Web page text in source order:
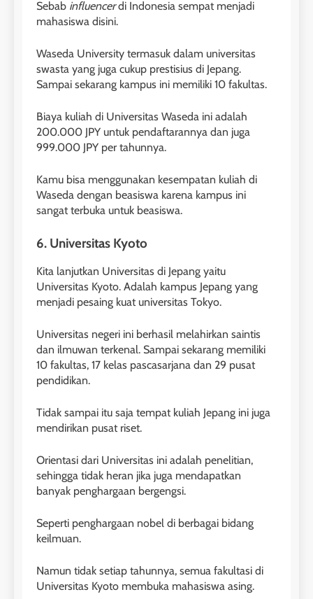
26
Nilai Peserta Kursus IELTS
LEIDEN INSTITUTE
27
Daftar Peserta Kursus IELTS
Online
28
Sebab influencerdi Indonesia sempat menjadi
mahasiswa disini.
Waseda University termasuk dalam universitas
swasta yang juga cukup prestisius di Jepang.
Sampai sekarang kampus ini memiliki 10 fakultas.
Biaya kuliah di Universitas Waseda ini adalah
200.000 JPY untuk pendaftarannya dan juga
999.000 JPY per tahunnya.
Kamu bisa menggunakan kesempatan kuliah di
Waseda dengan beasiswa karena kampus ini
sangat terbuka untuk beasiswa.
6. Universitas Kyoto
Kita lanjutkan Universitas di Jepang yaitu
Universitas Kyoto. Adalah kampus Jepang yang
menjadi pesaing kuat universitas Tokyo.
Universitas negeri ini berhasil melahirkan saintis
dan ilmuwan terkenal. Sampai sekarang memiliki
10 fakultas, 17 kelas pascasarjana dan 29 pusat
pendidikan.
Tidak sampai itu saja tempat kuliah Jepang ini juga
mendirikan pusat riset.
Orientasi dari Universitas ini adalah penelitian,
sehingga tidak heran jika juga mendapatkan
banyak penghargaan bergengsi.
Seperti penghargaan nobel di berbagai bidang
keilmuan.
Namun tidak setiap tahunnya, semua fakultasi di
Universitas Kyoto membuka mahasiswa asing.